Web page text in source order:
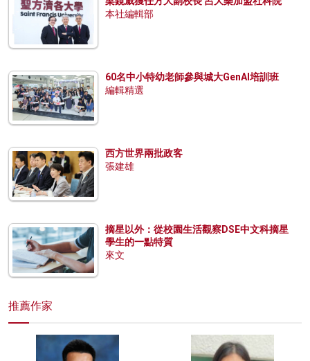
本社編輯部
60名中小特幼老師參與城大GenAI培訓班
編輯精選
西方世界兩批政客
張建雄
摘星以外：從校園生活觀察DSE中文科摘星
學生的一點特質
來文
推薦作家